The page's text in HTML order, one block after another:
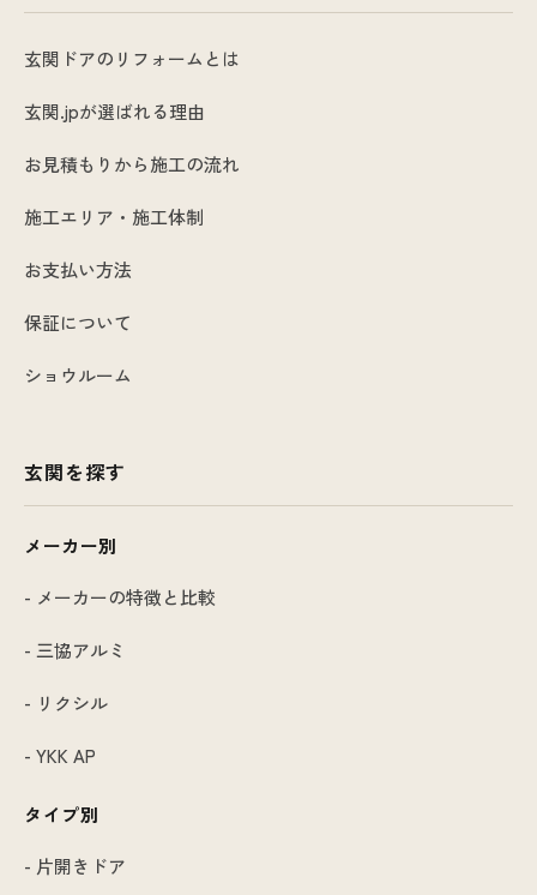
玄関ドアのリフォームとは
玄関.jpが選ばれる理由
お見積もりから施工の流れ
施工エリア・施工体制
お支払い方法
保証について
ショウルーム
玄関を探す
メーカー別
- メーカーの特徴と比較
- 三協アルミ
- リクシル
- YKK AP
タイプ別
- 片開きドア